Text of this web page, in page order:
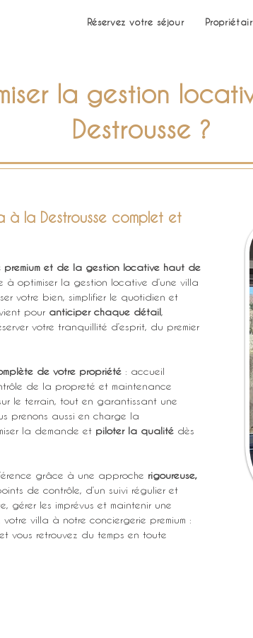
Réservez votre séjour
la gestion
Destrousse ?
à la Destrousse complet et
et de la gestion locative haut de
à optimiser la gestion locative d’une villa
votre bien, simplifier le quotidien et
pour anticiper chaque détail,
votre tranquillité d’esprit, du premier
de votre propriété : accueil
de la propreté et maintenance
le terrain, tout en garantissant une
prenons aussi en charge la
la demande et piloter la qualité dès
grâce à une approche rigoureuse,
de contrôle, d’un suivi régulier et
gérer les imprévus et maintenir une
villa à notre conciergerie premium :
vous retrouvez du temps en toute